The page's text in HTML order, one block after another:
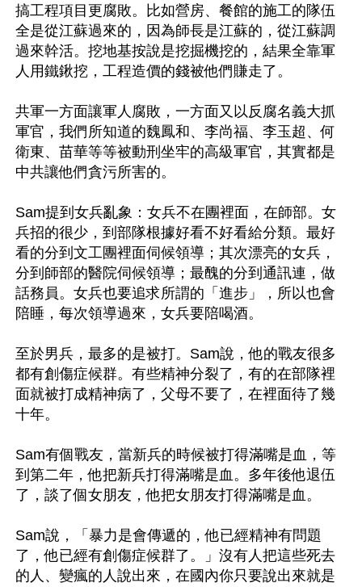
搞工程項目更腐敗。比如營房、餐館的施工的隊伍
全是從江蘇過來的，因為師長是江蘇的，從江蘇調
過來幹活。挖地基按說是挖掘機挖的，結果全靠軍
人用鐵鍬挖，工程造價的錢被他們賺走了。
共軍一方面讓軍人腐敗，一方面又以反腐名義大抓
軍官，我們所知道的魏鳳和、李尚福、李玉超、何
衛東、苗華等等被動刑坐牢的高級軍官，其實都是
中共讓他們貪污所害的。
Sam提到女兵亂象：女兵不在團裡面，在師部。女
兵招的很少，到部隊根據好看不好看給分類。最好
看的分到文工團裡面伺候領導；其次漂亮的女兵，
分到師部的醫院伺候領導；最醜的分到通訊連，做
話務員。女兵也要追求所謂的「進步」，所以也會
陪睡，每次領導過來，女兵要陪喝酒。
至於男兵，最多的是被打。Sam說，他的戰友很多
都有創傷症候群。有些精神分裂了，有的在部隊裡
面就被打成精神病了，父母不要了，在裡面待了幾
十年。
Sam有個戰友，當新兵的時候被打得滿嘴是血，等
到第二年，他把新兵打得滿嘴是血。多年後他退伍
了，談了個女朋友，他把女朋友打得滿嘴是血。
Sam說，「暴力是會傳遞的，他已經精神有問題
了，他已經有創傷症候群了。」沒有人把這些死去
的人、變瘋的人說出來，在國內你只要說出來就是